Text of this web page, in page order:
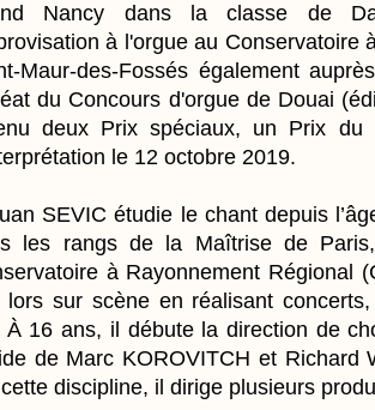
Nancy dans la classe de
à l'orgue au Conservatoire
Maur-des-Fossés également
du Concours d'orgue de Douai
deux Prix spéciaux, un Prix
le 12 octobre 2019.
SEVIC étudie le chant depuis
les rangs de la Maîtrise de
à Rayonnement Régional
lors sur scène en réalisant
À 16 ans, il débute la direction de
de Marc KOROVITCH et Richard
discipline, il dirige plusieurs